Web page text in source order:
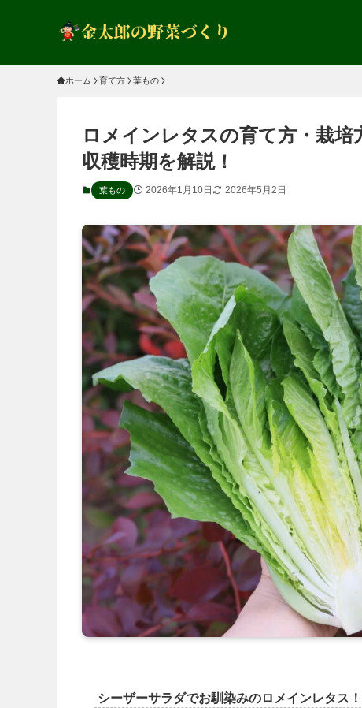
ホーム 育て方 葉もの
ロメインレタスの育て方・栽
収穫時期を解説！
葉もの 2026年1月10日 2026年5月2日
シーザーサラダでお馴染みのロメインレタス！